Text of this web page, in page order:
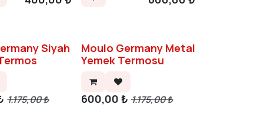
Siyah
1.175,00₺
Moulo Germany Metal
Yemek Termosu
600,00 ₺ 1.175,00₺